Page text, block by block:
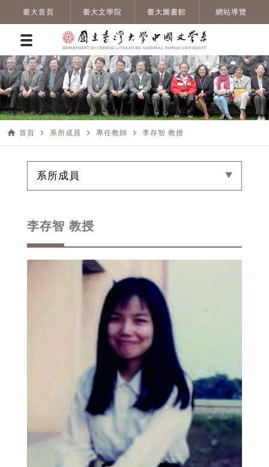
臺大首頁 臺大文學院 臺大圖書館 網站導覽
home 首頁 navigate_next 系所成員 navigate_next 專任教師 navigate_next 李存智 教授
系所成員
李存智 教授